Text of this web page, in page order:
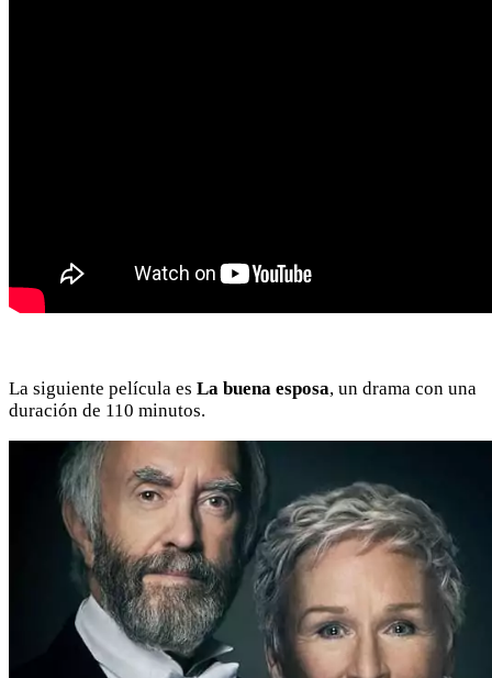
La siguiente película es La buena esposa, un drama con una
duración de 110 minutos.